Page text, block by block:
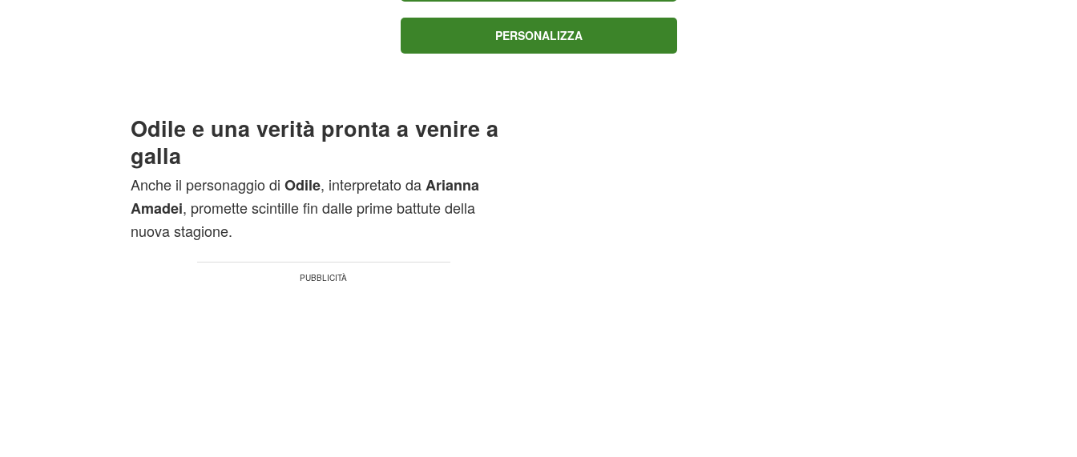
momento nulla è confermato, ma è lecito aspettarsi sviluppi
emotivamente intensi che potrebbero mettere alla prova la
Odile e una verità pronta a venire a
galla
Anche il personaggio di Odile, interpretato daArianna
Amadei, promette scintille fin dalle prime battute della
nuova stagione.
PERSONALIZZA